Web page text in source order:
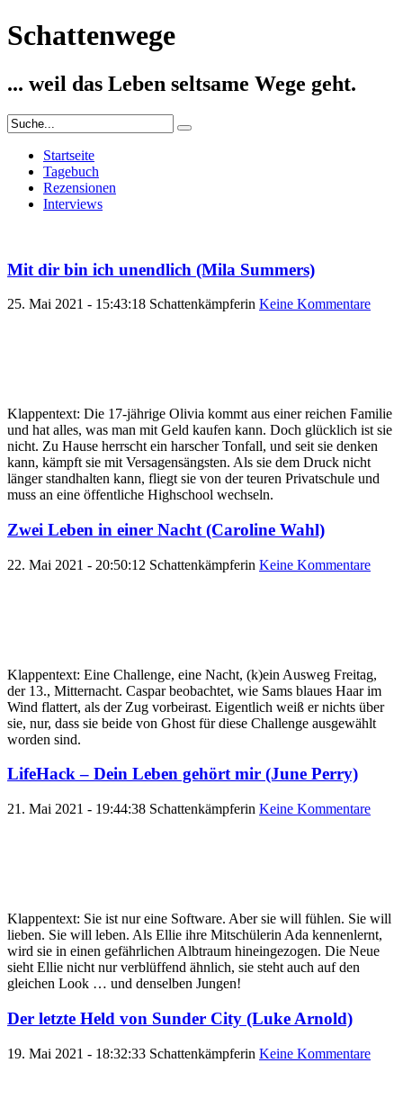
Schattenwege
... weil das Leben seltsame Wege geht.
Startseite
Tagebuch
Rezensionen
Interviews
Mit dir bin ich unendlich (Mila Summers)
25. Mai 2021 - 15:43:18 Schattenkämpferin Keine Kommentare
Klappentext: Die 17-jährige Olivia kommt aus einer reichen Familie
und hat alles, was man mit Geld kaufen kann. Doch glücklich ist sie
nicht. Zu Hause herrscht ein harscher Tonfall, und seit sie denken
kann, kämpft sie mit Versagensängsten. Als sie dem Druck nicht
länger standhalten kann, fliegt sie von der teuren Privatschule und
muss an eine öffentliche Highschool wechseln.
Zwei Leben in einer Nacht (Caroline Wahl)
22. Mai 2021 - 20:50:12 Schattenkämpferin Keine Kommentare
Klappentext: Eine Challenge, eine Nacht, (k)ein Ausweg Freitag,
der 13., Mitternacht. Caspar beobachtet, wie Sams blaues Haar im
Wind flattert, als der Zug vorbeirast. Eigentlich weiß er nichts über
sie, nur, dass sie beide von Ghost für diese Challenge ausgewählt
worden sind.
LifeHack – Dein Leben gehört mir (June Perry)
21. Mai 2021 - 19:44:38 Schattenkämpferin Keine Kommentare
Klappentext: Sie ist nur eine Software. Aber sie will fühlen. Sie will
lieben. Sie will leben. Als Ellie ihre Mitschülerin Ada kennenlernt,
wird sie in einen gefährlichen Albtraum hineingezogen. Die Neue
sieht Ellie nicht nur verblüffend ähnlich, sie steht auch auf den
gleichen Look … und denselben Jungen!
Der letzte Held von Sunder City (Luke Arnold)
19. Mai 2021 - 18:32:33 Schattenkämpferin Keine Kommentare